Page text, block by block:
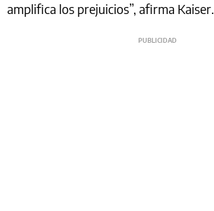
amplifica los prejuicios”, afirma Kaiser.